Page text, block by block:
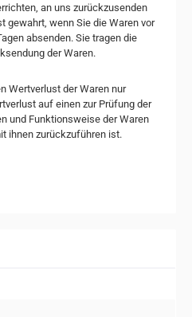
an uns zurückzusenden
gewahrt, wenn Sie die Waren vor
absenden. Sie tragen die
der Waren.
Wertverlust der Waren nur
auf einen zur Prüfung der
und Funktionsweise der Waren
ihnen zurückzuführen ist.